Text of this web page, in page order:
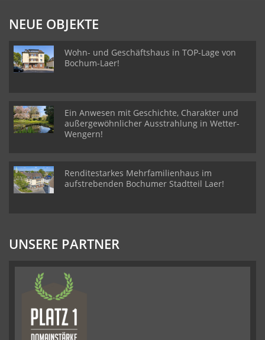
NEUE OBJEKTE
Wohn- und Geschäftshaus in TOP-Lage von
Bochum-Laer!
Ein Anwesen mit Geschichte, Charakter und
außergewöhnlicher Ausstrahlung in Wetter-
Wengern!
Renditestarkes Mehrfamilienhaus im
aufstrebenden Bochumer Stadtteil Laer!
UNSERE PARTNER